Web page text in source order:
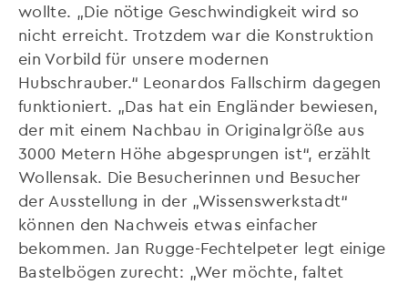
wollte. „Die nötige Geschwindigkeit wird so
nicht erreicht. Trotzdem war die Konstruktion
ein Vorbild für unsere modernen
Hubschrauber.“ Leonardos Fallschirm dagegen
funktioniert. „Das hat ein Engländer bewiesen,
der mit einem Nachbau in Originalgröße aus
3000 Metern Höhe abgesprungen ist“, erzählt
Wollensak. Die Besucherinnen und Besucher
der Ausstellung in der „Wissenswerkstadt“
können den Nachweis etwas einfacher
bekommen. Jan Rugge-Fechtelpeter legt einige
Bastelbögen zurecht: „Wer möchte, faltet